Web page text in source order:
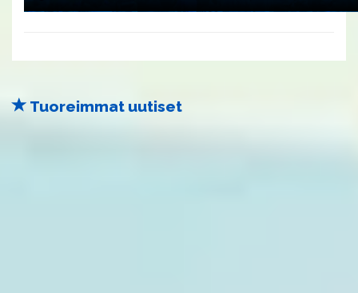
Tuoreimmat uutiset